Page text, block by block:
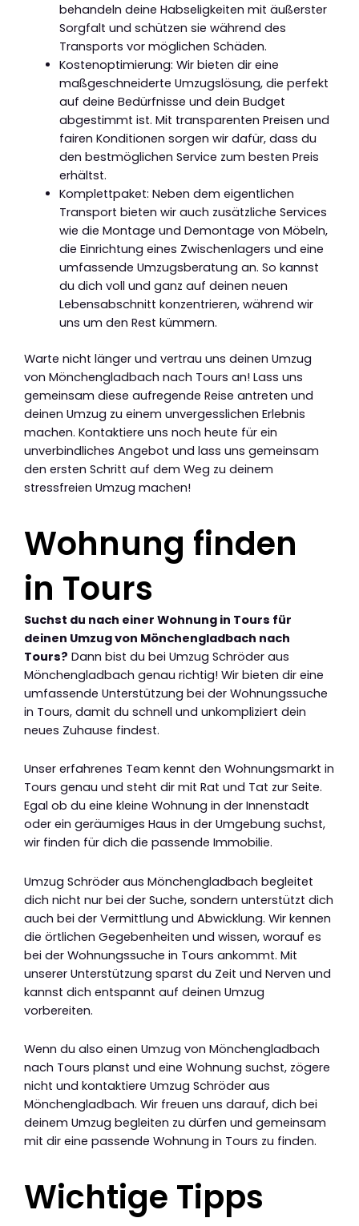
behandeln deine Habseligkeiten mit äußerster
Sorgfalt und schützen sie während des
Transports vor möglichen Schäden.
Kostenoptimierung: Wir bieten dir eine
maßgeschneiderte Umzugslösung, die perfekt
auf deine Bedürfnisse und dein Budget
abgestimmt ist. Mit transparenten Preisen und
fairen Konditionen sorgen wir dafür, dass du
den bestmöglichen Service zum besten Preis
erhältst.
Komplettpaket: Neben dem eigentlichen
Transport bieten wir auch zusätzliche Services
wie die Montage und Demontage von Möbeln,
die Einrichtung eines Zwischenlagers und eine
umfassende Umzugsberatung an. So kannst
du dich voll und ganz auf deinen neuen
Lebensabschnitt konzentrieren, während wir
uns um den Rest kümmern.
Warte nicht länger und vertrau uns deinen Umzug
von Mönchengladbach nach Tours an! Lass uns
gemeinsam diese aufregende Reise antreten und
deinen Umzug zu einem unvergesslichen Erlebnis
machen. Kontaktiere uns noch heute für ein
unverbindliches Angebot und lass uns gemeinsam
den ersten Schritt auf dem Weg zu deinem
stressfreien Umzug machen!
Wohnung finden
in Tours
Suchst du nach einer Wohnung in Tours für
deinen Umzug von Mönchengladbach nach
Tours? Dann bist du bei Umzug Schröder aus
Mönchengladbach genau richtig! Wir bieten dir eine
umfassende Unterstützung bei der Wohnungssuche
in Tours, damit du schnell und unkompliziert dein
neues Zuhause findest.
Unser erfahrenes Team kennt den Wohnungsmarkt in
Tours genau und steht dir mit Rat und Tat zur Seite.
Egal ob du eine kleine Wohnung in der Innenstadt
oder ein geräumiges Haus in der Umgebung suchst,
wir finden für dich die passende Immobilie.
Umzug Schröder aus Mönchengladbach begleitet
dich nicht nur bei der Suche, sondern unterstützt dich
auch bei der Vermittlung und Abwicklung. Wir kennen
die örtlichen Gegebenheiten und wissen, worauf es
bei der Wohnungssuche in Tours ankommt. Mit
unserer Unterstützung sparst du Zeit und Nerven und
kannst dich entspannt auf deinen Umzug
vorbereiten.
Wenn du also einen Umzug von Mönchengladbach
nach Tours planst und eine Wohnung suchst, zögere
nicht und kontaktiere Umzug Schröder aus
Mönchengladbach. Wir freuen uns darauf, dich bei
deinem Umzug begleiten zu dürfen und gemeinsam
mit dir eine passende Wohnung in Tours zu finden.
Wichtige Tipps